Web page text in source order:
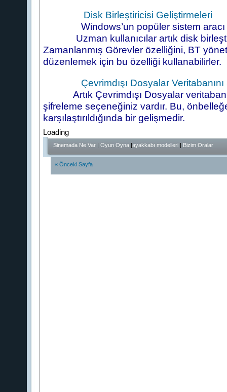
Disk Birleştiricisi Geliştirmeleri
Windows’un popüler sistem aracı
Uzman kullanıcılar artık disk
Zamanlanmış Görevler özelliğini, BT
düzenlemek için bu özelliği kullanabilirler.
Çevrimdışı Dosyalar
Artık Çevrimdışı Dosyalar
şifreleme seçeneğiniz vardır. Bu,
karşılaştırıldığında bir gelişmedir.
Loading
Sinemada Ne Var | Oyun Oyna |ayakkabı modelleri| Bizim Oralar
« Önceki Sayfa